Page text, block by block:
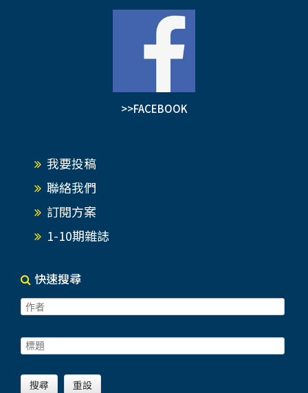
>>FACEBOOK
我要投稿
聯絡我們
訂閱方案
1-10期雜誌
快速搜尋